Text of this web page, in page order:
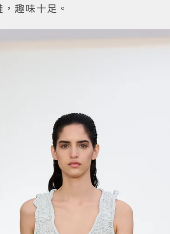
趣味十足。